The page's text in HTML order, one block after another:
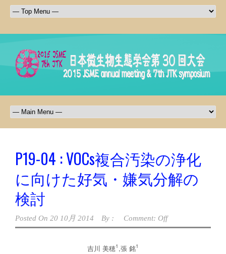
P19-04 : VOCs複合汚染の浄化
に向けた好気・嫌気分解の
検討
Posted On 20 10月 2014 By : Comment: Off
吉川 美穂1 ,張 銘1